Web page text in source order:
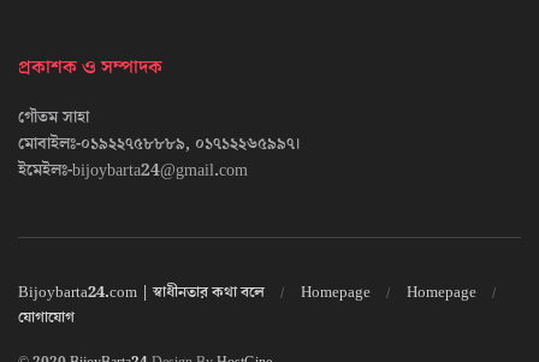
প্রকাশক ও সম্পাদক
গৌতম সাহা
মোবাইলঃ-০১৯২২৭৫৮৮৮৯, ০১৭১২২৬৫৯৯৭।
ইমেইলঃ-bijoybarta24@gmail.com
Bijoybarta24.com | স্বাধীনতার কথা বলে Homepage
Homepage
যোগাযোগ